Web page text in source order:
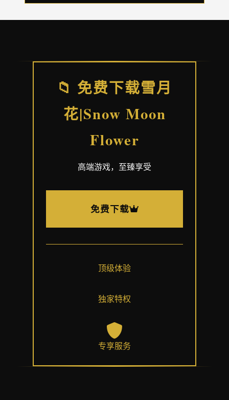
📁 免费下载雪月
花|Snow Moon
Flower
高端游戏，至臻享受
免费下载
顶级体验
独家特权
专享服务